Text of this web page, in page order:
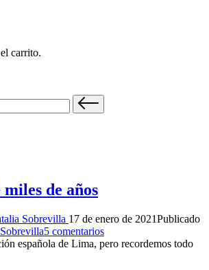
carrito.
de años
Sobrevilla 17 de enero de 2021Publicado
5 comentarios
española de Lima, pero recordemos todo